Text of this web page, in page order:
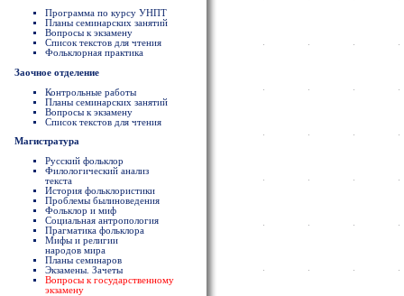
Программа по курсу УНПТ
Планы семинарских занятий
Вопросы к экзамену
Список текстов для чтения
Фольклорная практика
Заочное отделение
Контрольные работы
Планы семинарских занятий
Вопросы к экзамену
Список текстов для чтения
Магистратура
Русский фольклор
Филологический анализ
текста
История фольклористики
Проблемы былиноведения
Фольклор и миф
Социальная антропология
Прагматика фольклора
Мифы и религии
народов мира
Планы семинаров
Экзамены. Зачеты
Вопросы к государственному
экзамену